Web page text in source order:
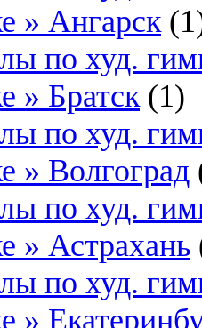
» Ангарск
по худ.
» Братск (1)
по худ.
» Волгоград
по худ.
» Астрахань
по худ.
»